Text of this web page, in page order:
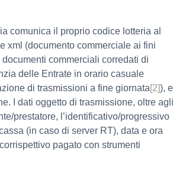
comunica il proprio codice lotteria al
xml (documento commerciale ai fini
commerciali corredati di
delle Entrate in orario casuale
di trasmissioni a fine giornata[2]), e
I dati oggetto di trasmissione, oltre agli
prestatore, l’identificativo/progressivo
(in caso di server RT), data e ora
pagato con strumenti